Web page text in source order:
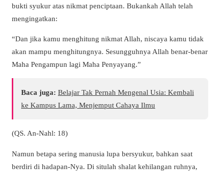
bukti syukur atas nikmat penciptaan. Bukankah Allah telah
mengingatkan:
“Dan jika kamu menghitung nikmat Allah, niscaya kamu tidak
akan mampu menghitungnya. Sesungguhnya Allah benar-benar
Maha Pengampun lagi Maha Penyayang.”
Baca juga: Belajar Tak Pernah Mengenal Usia: Kembali
ke Kampus Lama, Menjemput Cahaya Ilmu
(QS. An-Nahl: 18)
Namun betapa sering manusia lupa bersyukur, bahkan saat
berdiri di hadapan-Nya. Di situlah shalat kehilangan ruhnya,